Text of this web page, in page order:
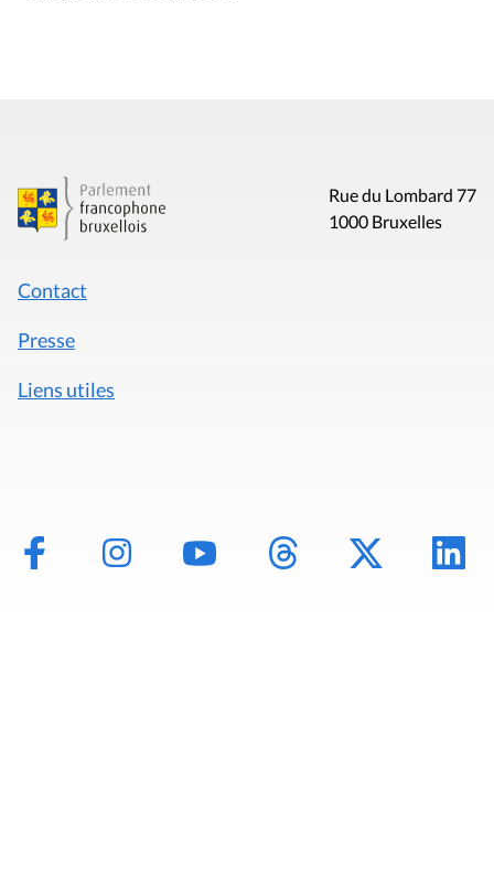
Rue du Lombard 77
1000 Bruxelles
Contact
Presse
Liens utiles